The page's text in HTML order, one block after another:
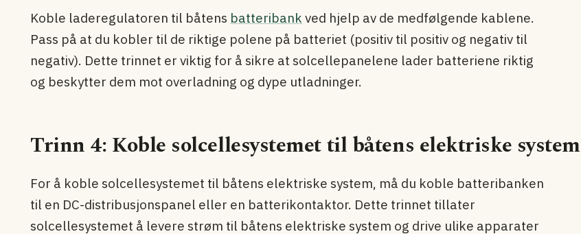
Koble laderegulatoren til båtens batteribank ved hjelp av de medfølgende kablene.
Pass på at du kobler til de riktige polene på batteriet (positiv til positiv og negativ til
negativ). Dette trinnet er viktig for å sikre at solcellepanelene lader batteriene riktig
og beskytter dem mot overladning og dype utladninger.
Trinn 4: Koble solcellesystemet til båtens elektriske system
For å koble solcellesystemet til båtens elektriske system, må du koble batteribanken
til en DC-distribusjonspanel eller en batterikontaktor. Dette trinnet tillater
solcellesystemet å levere strøm til båtens elektriske system og drive ulike apparater